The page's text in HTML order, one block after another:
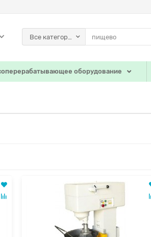
Все категории
оборудование